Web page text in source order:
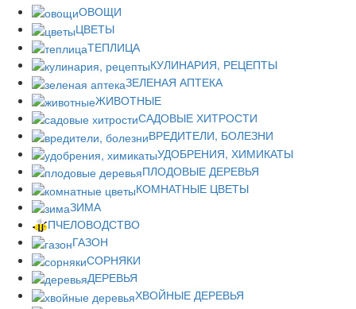
ОВОЩИ
ЦВЕТЫ
ТЕПЛИЦА
КУЛИНАРИЯ, РЕЦЕПТЫ
ЗЕЛЕНАЯ АПТЕКА
ЖИВОТНЫЕ
САДОВЫЕ ХИТРОСТИ
ВРЕДИТЕЛИ, БОЛЕЗНИ
УДОБРЕНИЯ, ХИМИКАТЫ
ПЛОДОВЫЕ ДЕРЕВЬЯ
КОМНАТНЫЕ ЦВЕТЫ
ЗИМА
ПЧЕЛОВОДСТВО
ГАЗОН
СОРНЯКИ
ДЕРЕВЬЯ
ХВОЙНЫЕ ДЕРЕВЬЯ